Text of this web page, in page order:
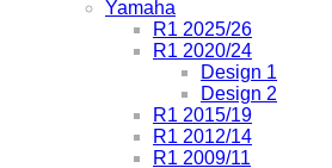
Yamaha
R1 2025/26
R1 2020/24
Design 1
Design 2
R1 2015/19
R1 2012/14
R1 2009/11